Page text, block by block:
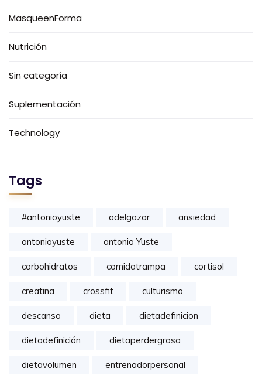
MasqueenForma
Nutrición
Sin categoría
Suplementación
Technology
Tags
#antonioyuste adelgazar ansiedad
antonioyuste antonio Yuste
carbohidratos comidatrampa cortisol
creatina crossfit culturismo
descanso dieta dietadefinicion
dietadefinición dietaperdergrasa
dietavolumen entrenadorpersonal